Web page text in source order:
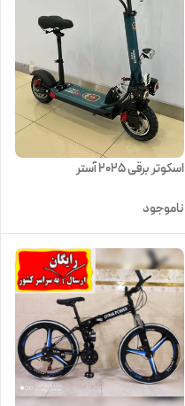
اسکوتر برقی 2025 آستر
ناموجود